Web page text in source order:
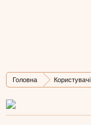
Головна Користувачі
Дописів
0